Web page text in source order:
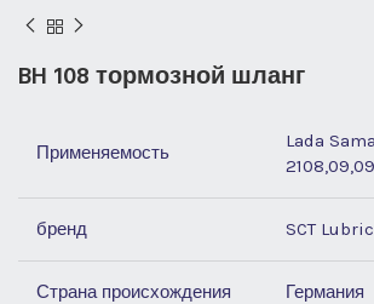
BH 108 тормозной шланг
Применяемость
Lada
бренд SCT
Страна происхождения Германия